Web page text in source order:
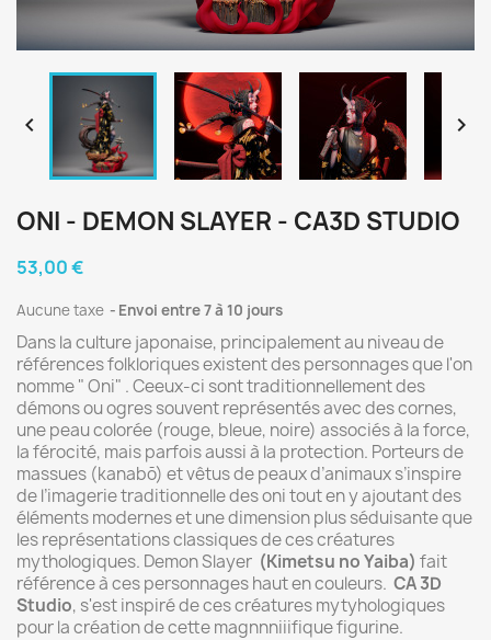
 
ONI - DEMON SLAYER - CA3D STUDIO
53,00 €
Aucune taxe Envoi entre 7 à 10 jours
Dans la culture japonaise, principalement au niveau de
références folkloriques existent des personnages que l'on
nomme " Oni" . Ceeux-ci sont traditionnellement des
démons ou ogres souvent représentés avec des cornes,
une peau colorée (rouge, bleue, noire) associés à la force,
la férocité, mais parfois aussi à la protection. Porteurs de
massues (kanabō) et vêtus de peaux d’animaux s’inspire
de l’imagerie traditionnelle des oni tout en y ajoutant des
éléments modernes et une dimension plus séduisante que
les représentations classiques de ces créatures
mythologiques. Demon Slayer (Kimetsu no Yaiba) fait
référence à ces personnages haut en couleurs. CA 3D
Studio, s'est inspiré de ces créatures mytyhologiques
pour la création de cette magnnniiifique figurine.